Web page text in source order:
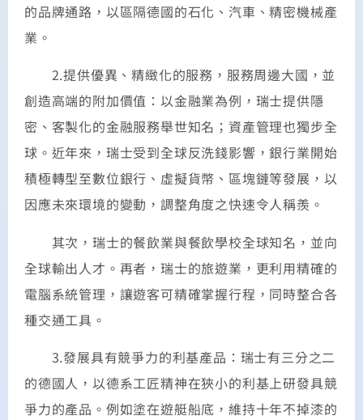
的品牌通路，以區隔德國的石化、汽車、精密機械產
業。
2.提供優異、精緻化的服務，服務周邊大國，並
創造高端的附加價值：以金融業為例，瑞士提供隱
密、客製化的金融服務舉世知名；資產管理也獨步全
球。近年來，瑞士受到全球反洗錢影響，銀行業開始
積極轉型至數位銀行、虛擬貨幣、區塊鏈等發展，以
因應未來環境的變動，調整角度之快速令人稱羨。
其次，瑞士的餐飲業與餐飲學校全球知名，並向
全球輸出人才。再者，瑞士的旅遊業，更利用精確的
電腦系統管理，讓遊客可精確掌握行程，同時整合各
種交通工具。
3.發展具有競爭力的利基產品：瑞士有三分之二
的德國人，以德系工匠精神在狹小的利基上研發具競
爭力的產品。例如塗在遊艇船底，維持十年不掉漆的